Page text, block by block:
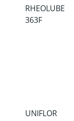
RHEOLUBE
363F
UNIFLOR